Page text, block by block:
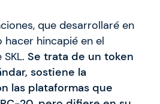
que desarrollaré en
hacer hincapié en el
Se trata de un token
sostiene la
las plataformas que